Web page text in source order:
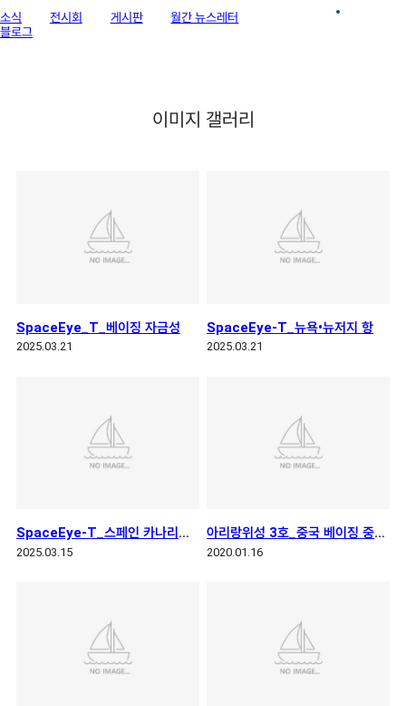
소식 전시회 게시판 월간 뉴스레터
블로그
이미지 갤러리
SpaceEye_T_베이징 자금성
2025.03.21
SpaceEye-T_뉴욕•뉴저지 항
2025.03.21
SpaceEye-T_스페인 카나리아 제도 란사로테 섬
2025.03.15
아리랑위성 3호_중국 베이징 중국국가항천국
2020.01.16